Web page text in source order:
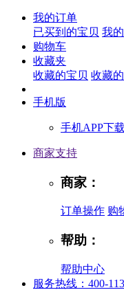
我的订单
已买到的宝贝 我
购物车
收藏夹
收藏的宝贝 收藏
手机版
手机APP下载
商家支持
商家：
订单操作 购
帮助：
帮助中心
服务热线：400-